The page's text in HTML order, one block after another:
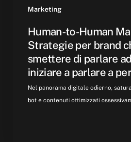
Marketing
parlare
algoritmi
iniziare
parlare
Human-to-Human
Strategie per brand
smettere di parlare
iniziare a parlare a
Nel panorama digitale odierno,
bot e contenuti ottimizzati